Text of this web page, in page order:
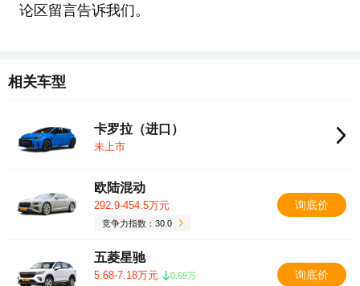
论区留言告诉我们。
相关车型
卡罗拉（进口）
未上市
欧陆混动
292.9-454.5万元
竞争力指数：30.0
询底价
五菱星驰
5.68-7.18万元
0.69万
询底价